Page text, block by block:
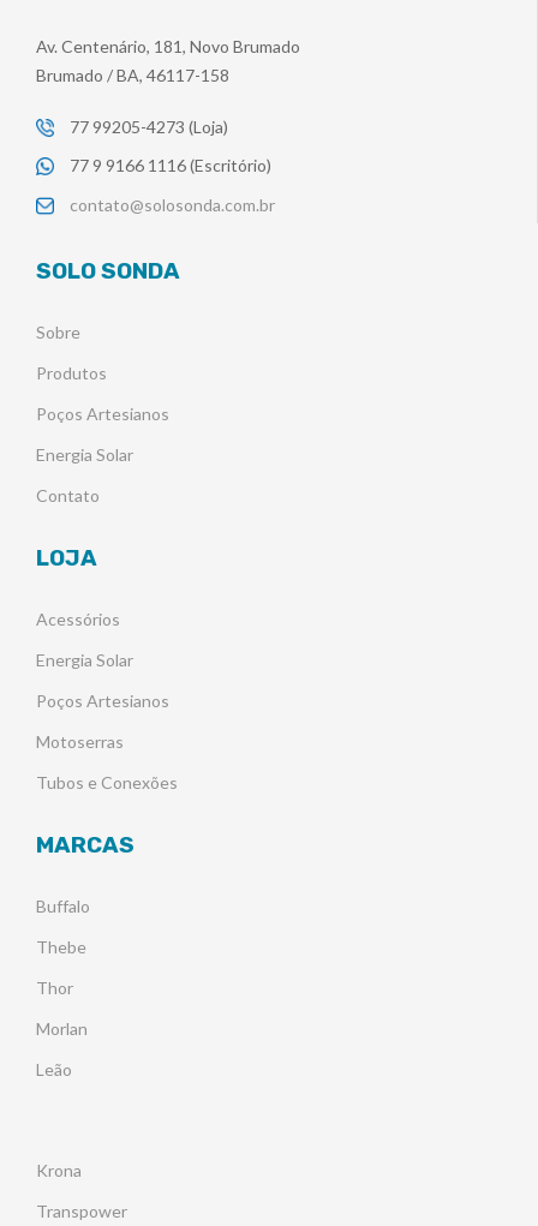
Av. Centenário, 181, Novo Brumado
Brumado / BA, 46117-158
77 99205-4273 (Loja)
77 9 9166 1116 (Escritório)
contato@solosonda.com.br
SOLO SONDA
Sobre
Produtos
Poços Artesianos
Energia Solar
Contato
LOJA
Acessórios
Energia Solar
Poços Artesianos
Motoserras
Tubos e Conexões
MARCAS
Buffalo
Thebe
Thor
Morlan
Leão
Krona
Transpower